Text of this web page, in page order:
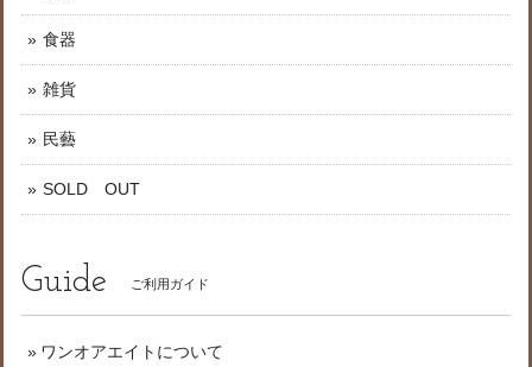
食器
雑貨
民藝
SOLD OUT
Guide ご利用ガイド
ワンオアエイトについて